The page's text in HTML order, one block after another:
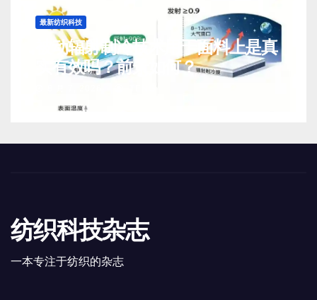
最新纺织科技
被动辐射制冷技术用于面料上是真
实有效吗？前景如何？
纺织科技杂志
一本专注于纺织的杂志